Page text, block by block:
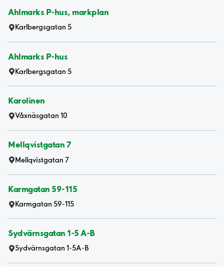
Ahlmarks P-hus, markplan
Karlbergsgatan 5
Ahlmarks P-hus
Karlbergsgatan 5
Karolinen
Våxnäsgatan 10
Mellqvistgatan 7
Mellqvistgatan 7
Karmgatan 59-115
Karmgatan 59-115
Sydvärnsgatan 1-5 A-B
Sydvärnsgatan 1-5A-B